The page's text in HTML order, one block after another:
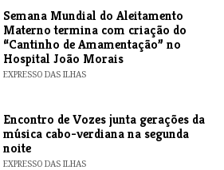
Semana Mundial do Aleitamento
Materno termina com criação do
“Cantinho de Amamentação” no
Hospital João Morais
EXPRESSO DAS ILHAS
Encontro de Vozes junta gerações da
música cabo-verdiana na segunda
noite
EXPRESSO DAS ILHAS